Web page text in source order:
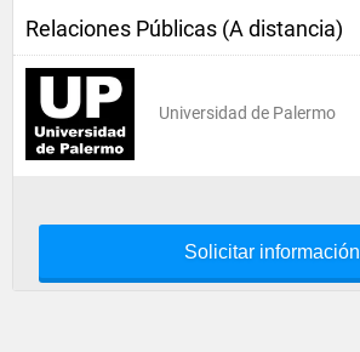
Relaciones Públicas (A distancia)
Universidad de Palermo
Solicitar información